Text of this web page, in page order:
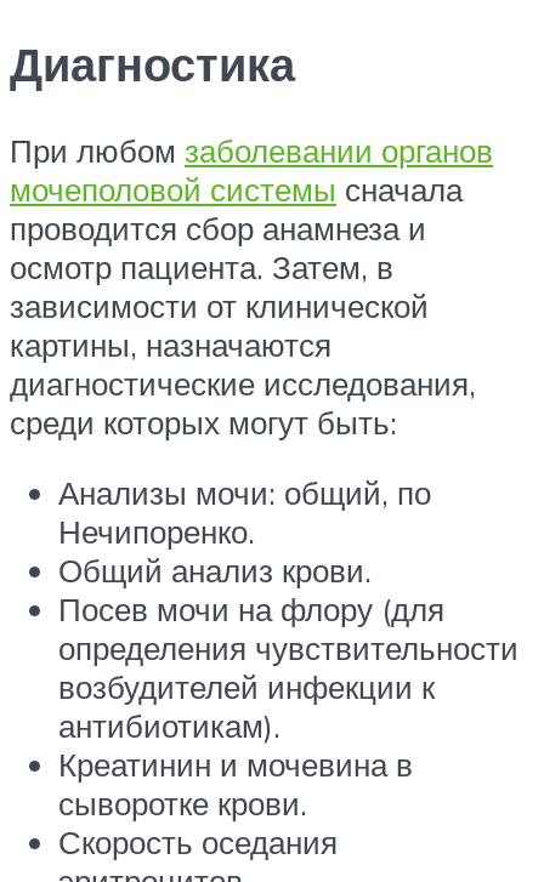
Диагностика
При любом заболевании органов
мочеполовой системы сначала
проводится сбор анамнеза и
осмотр пациента. Затем, в
зависимости от клинической
картины, назначаются
диагностические исследования,
среди которых могут быть:
Анализы мочи: общий, по
Нечипоренко.
Общий анализ крови.
Посев мочи на флору (для
определения чувствительности
возбудителей инфекции к
антибиотикам).
Креатинин и мочевина в
сыворотке крови.
Скорость оседания